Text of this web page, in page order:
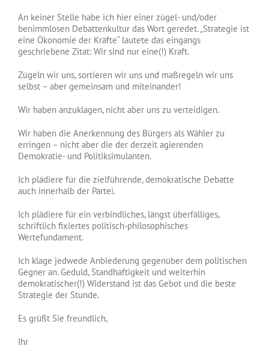
An keiner Stelle habe ich hier einer zügel- und/oder
benimmlosen Debattenkultur das Wort geredet. „Strategie ist
eine Ökonomie der Kräfte“ lautete das eingangs
geschriebene Zitat: Wir sind nur eine(!) Kraft.
Zügeln wir uns, sortieren wir uns und maßregeln wir uns
selbst – aber gemeinsam und miteinander!
Wir haben anzuklagen, nicht aber uns zu verteidigen.
Wir haben die Anerkennung des Bürgers als Wähler zu
erringen – nicht aber die der derzeit agierenden
Demokratie- und Politiksimulanten.
Ich plädiere für die zielführende, demokratische Debatte
auch innerhalb der Partei.
Ich plädiere für ein verbindliches, längst überfälliges,
schriftlich fixiertes politisch-philosophisches
Wertefundament.
Ich klage jedwede Anbiederung gegenüber dem politischen
Gegner an. Geduld, Standhaftigkeit und weiterhin
demokratischer(!) Widerstand ist das Gebot und die beste
Strategie der Stunde.
Es grüßt Sie freundlich,
Ihr